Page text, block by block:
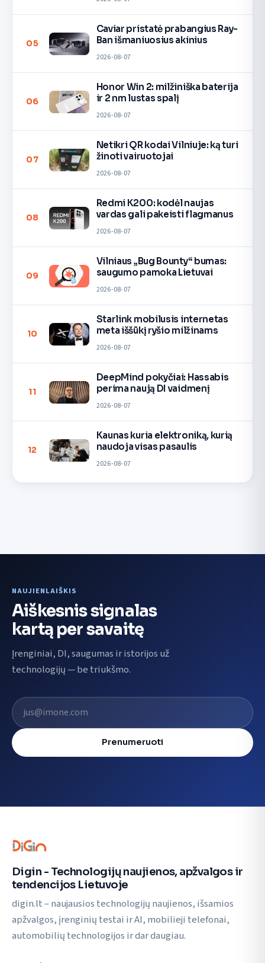
05
Caviar pristatė prabangius Ray-
Ban išmaniuosius akinius
2026-08-07
06
Honor Win 2: milžiniška baterija
ir 2 nm lustas spalį
2026-08-07
07
Netikri QR kodai Vilniuje: ką turi
žinoti vairuotojai
2026-08-07
08
Redmi K200: kodėl naujas
vardas gali pakeisti flagmanus
2026-08-07
09
Vilniaus „Bug Bounty“ bumas:
saugumo pamoka Lietuvai
2026-08-07
10
Starlink mobilusis internetas
meta iššūkį ryšio milžinams
2026-08-07
11
DeepMind pokyčiai: Hassabis
perima naują DI vaidmenį
2026-08-07
12
Kaunas kuria elektroniką, kurią
naudoja visas pasaulis
2026-08-07
NAUJIENLAIŠKIS
Aiškesnis signalas
kartą per savaitę
Įrenginiai, DI, saugumas ir istorijos už
technologijų — be triukšmo.
El. pašto adresas
Prenumeruoti
Digin - Technologijų naujienos, apžvalgos ir
tendencijos Lietuvoje
digin.lt – naujausios technologijų naujienos, išsamios
apžvalgos, įrenginių testai ir AI, mobilieji telefonai,
automobilių technologijos ir dar daugiau.